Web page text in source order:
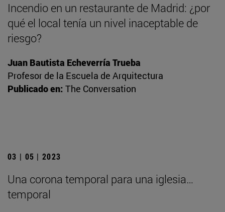
Incendio en un restaurante de Madrid: ¿por
qué el local tenía un nivel inaceptable de
riesgo?
Juan Bautista Echeverría Trueba
Profesor de la Escuela de Arquitectura
Publicado en: The Conversation
03 | 05 | 2023
Una corona temporal para una iglesia…
temporal